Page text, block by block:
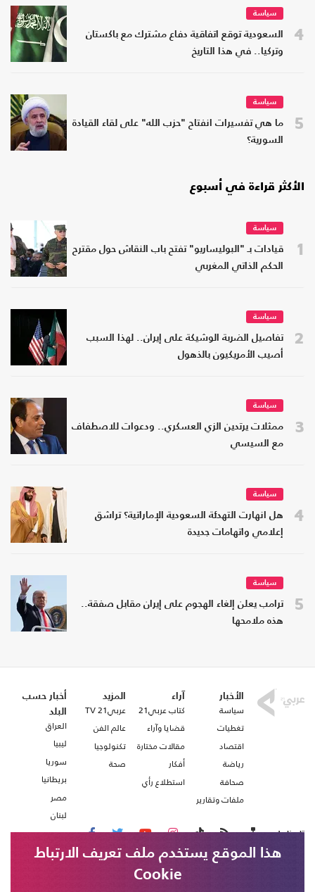
4
سياسة
السعودية توقع اتفاقية دفاع مشترك مع باكستان
وتركيا.. في هذا التاريخ
5
سياسة
ما هي تفسيرات انفتاح "حزب الله" على لقاء القيادة
السورية؟
الأكثر قراءة في أسبوع
1
سياسة
قيادات بـ "البوليساريو" تفتح باب النقاش حول مقترح
الحكم الذاتي المغربي
2
سياسة
تفاصيل الضربة الوشيكة على إيران.. لهذا السبب
أصيب الأمريكيون بالذهول
3
سياسة
ممثلات يرتدين الزي العسكري.. ودعوات للاصطفاف
مع السيسي
4
سياسة
هل انهارت التهدئة السعودية الإماراتية؟ تراشق
إعلامي واتهامات جديدة
5
سياسة
ترامب يعلن إلغاء الهجوم على إيران مقابل صفقة..
هذه ملامحها
الأخبار
سياسة
تغطيات
اقتصاد
رياضة
صحافة
ملفات وتقارير
آراء
كتاب عربي21
قضايا وآراء
مقالات مختارة
أفكار
استطلاع رأي
المزيد
عربي21 TV
عالم الفن
تكنولوجيا
صحة
أخبار حسب
البلد
العراق
ليبيا
سوريا
بريطانيا
مصر
لبنان
تابعنا على
هذا الموقع يستخدم ملف تعريف الارتباط
Cookie